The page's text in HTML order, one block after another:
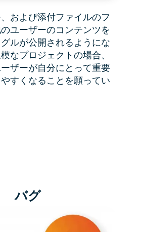
および添付ファイルのフ
ユーザーのコンテンツを
ルが公開されるようにな
なプロジェクトの場合、
ザーが自分にとって重要
すくなることを願ってい
バグ